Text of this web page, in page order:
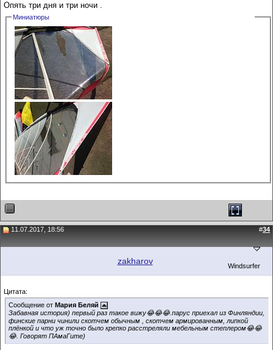
Опять три дня и три ночи .
Миниатюры
11.07.2017, 18:56 #34
zakharov Windsurfer
Цитата:
Сообщение от Мария Беляй
Забавная история) первый раз такое вижу😂😂😂.парус приехал из Финляндии,
финские парни чинили скотчем обычным , скотчем армированным, липкой
плёнкой и что уж точно было крепко расстреляли мебельным степлером😂😂
😂. Говорят ПАмаГите)